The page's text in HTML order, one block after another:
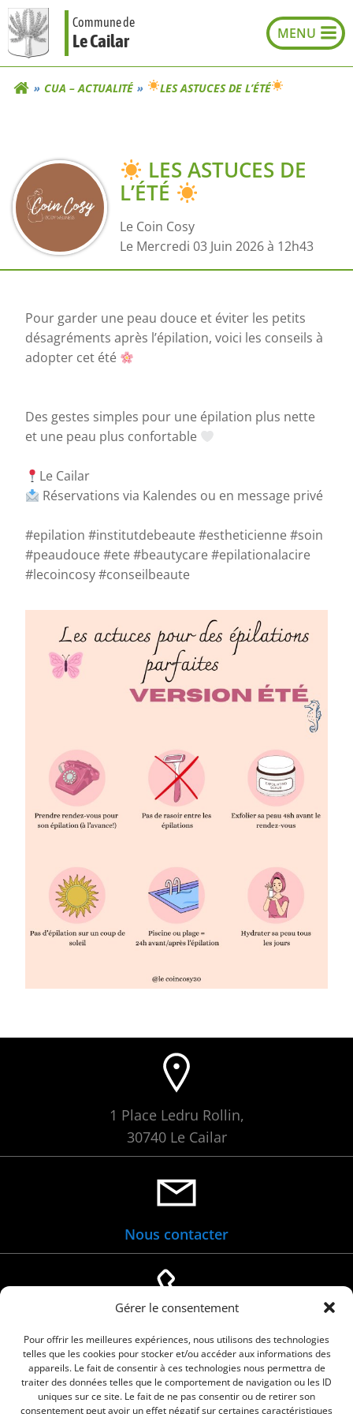
Gérer le consentement
Pour offrir les meilleures expériences, nous utilisons des technologies
telles que les cookies pour stocker et/ou accéder aux informations des
appareils. Le fait de consentir à ces technologies nous permettra de
traiter des données telles que le comportement de navigation ou les ID
uniques sur ce site. Le fait de ne pas consentir ou de retirer son
consentement peut avoir un effet négatif sur certaines caractéristiques
Aller
au
contenu
Commune de
Le Cailar
CUA – ACTUALITÉ LES ASTUCES DE L’ÉTÉ
LES ASTUCES DE
L’ÉTÉ
Le Coin Cosy
Le Mercredi 03 Juin 2026 à 12h43
Pour garder une peau douce et éviter les petits
désagréments après l’épilation, voici les conseils à
adopter cet été
Des gestes simples pour une épilation plus nette
et une peau plus confortable
Le Cailar
Réservations via Kalendes ou en message privé
#epilation #institutdebeaute #estheticienne #soin
#peaudouce #ete #beautycare #epilationalacire
#lecoincosy #conseilbeaute
1 Place Ledru Rollin,
30740 Le Cailar
Nous contacter
04 66 88 01 05